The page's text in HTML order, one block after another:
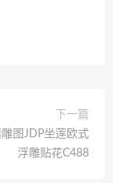
下一篇
图JDP坐莲欧式
浮雕贴花C488